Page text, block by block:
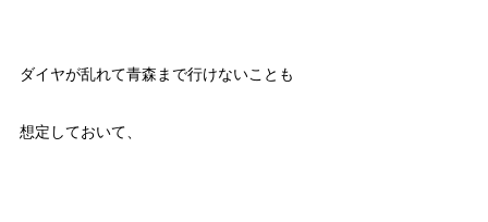
ダイヤが乱れて青森まで行けないことも
想定しておいて、